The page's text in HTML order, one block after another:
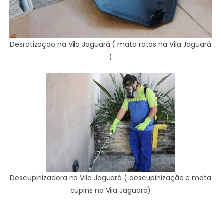
Desratização na Vila Jaguará ( mata ratos na Vila Jaguará
)
Descupinizadora na Vila Jaguará ( descupinização e mata
cupins na Vila Jaguará)